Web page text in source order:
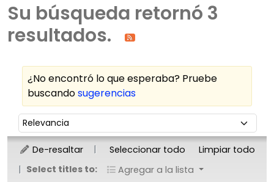
Su búsqueda retornó 3
resultados.
¿No encontró lo que esperaba? Pruebe
buscandosugerencias
Ordenar
Ordenar por:
De-resaltar Seleccionar todo
Limpiar todo
Select titles to:
Agregar a la lista